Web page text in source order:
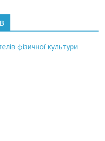
фізичної культури